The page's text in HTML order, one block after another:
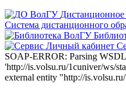
Дистанционное
Система дистанционного
SOAP-ERROR: Parsing
'http://is.volsu.ru/1cuniver/ws/
external entity "http://